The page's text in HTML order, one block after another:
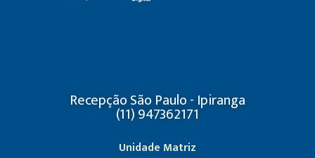
Recepção São Paulo - Ipiranga
(11) 947362171
Unidade Matriz